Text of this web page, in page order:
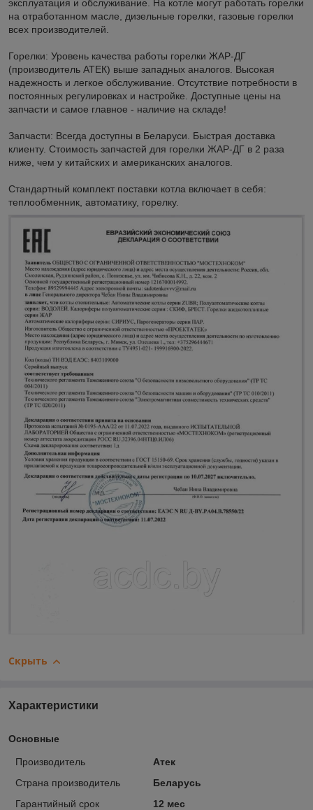
эксплуатация и обслуживание. На котле могут работать горелки
на отработанном масле, дизельные горелки, газовые горелки
всех производителей.
Горелки: Уровень качества работы горелки ЖАР-ДГ
(производитель АТЕК) выше западных аналогов. Высокая
надежность и легкое обслуживание. Отсутствие потребности в
постоянных регулировках и настройке. Доступные цены на
запчасти и самое главное - наличие на складе!
Запчасти: Всегда доступны в Беларуси. Быстрая доставка
клиенту. Стоимость запчастей для горелки ЖАР-ДГ в 2 раза
ниже, чем у китайских и американских аналогов.
Стандартный комплект поставки котла включает в себя:
теплообменник, автоматику, горелку.
Скрыть
Характеристики
Основные
Производитель
Атек
Страна производитель
Беларусь
Гарантийный срок
12 мес